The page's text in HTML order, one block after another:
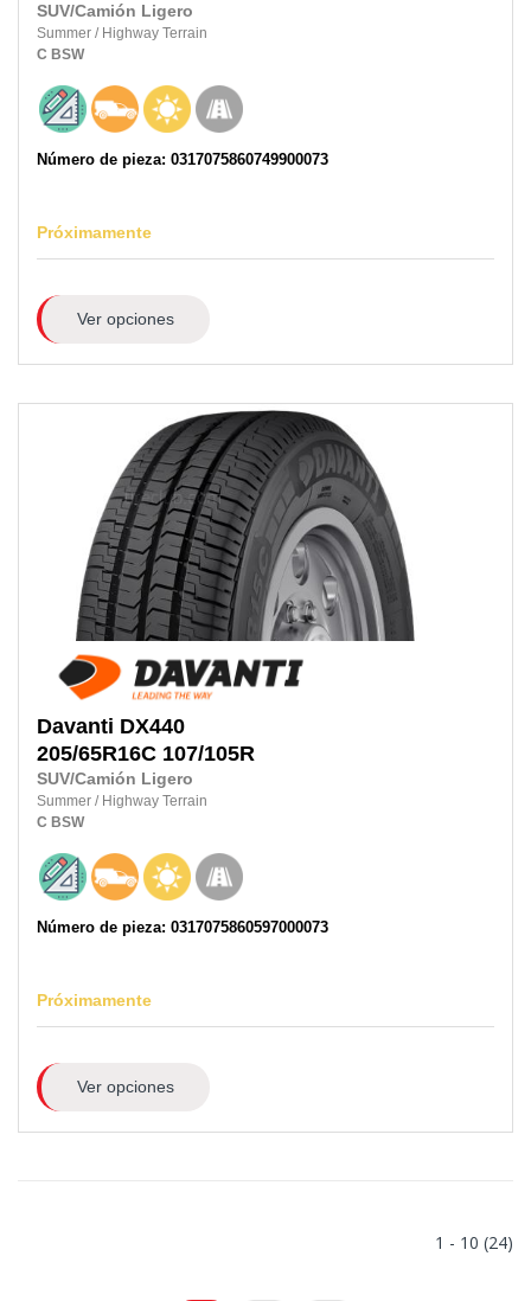
SUV/Camión Ligero
Summer / Highway Terrain
C BSW
Número de pieza: 0317075860749900073
Próximamente
Ver opciones
Davanti DX440
205/65R16C 107/105R
SUV/Camión Ligero
Summer / Highway Terrain
C BSW
Número de pieza: 0317075860597000073
Próximamente
Ver opciones
1 - 10 (24)